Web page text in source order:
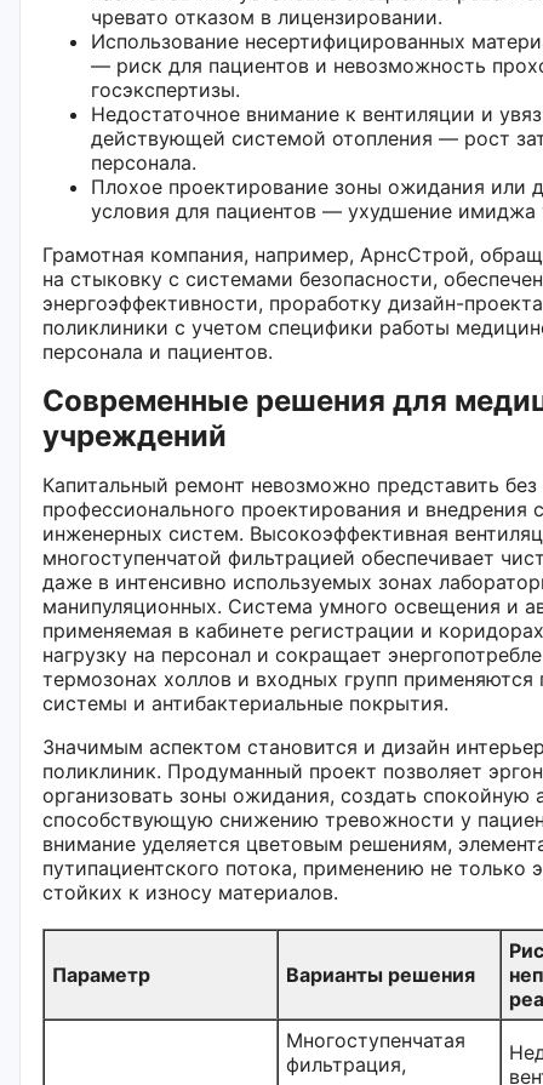
чревато отказом в лицензировании.
Использование несертифицированных
— риск для пациентов и невозможность
госэкспертизы.
Недостаточное внимание к вентиляции и
действующей системой отопления — рост
персонала.
Плохое проектирование зоны ожидания или
условия для пациентов — ухудшение имиджа
Грамотная компания, например, АрнсСтрой,
на стыковку с системами безопасности,
энергоэффективности, проработку дизайн-
поликлиники с учетом специфики работы
персонала и пациентов.
Cовременные решения для
учреждений
Капитальный ремонт невозможно представить без
профессионального проектирования и внедрения
инженерных систем. Высокоэффективная
многоступенчатой фильтрацией обеспечивает
даже в интенсивно используемых зонах
манипуляционных. Система умного освещения и
применяемая в кабинете регистрации и
нагрузку на персонал и сокращает
термозонах холлов и входных групп применяются
системы и антибактериальные покрытия.
Значимым аспектом становится и дизайн
поликлиник. Продуманный проект позволяет
организовать зоны ожидания, создать спокойную
способствующую снижению тревожности у
внимание уделяется цветовым решениям,
путипациентского потока, применению не только
стойких к износу материалов.
Параметр Варианты решения
Многоступенчатая
фильтрация,